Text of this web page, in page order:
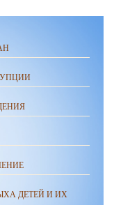
ДЕТЕЙ И ИХ